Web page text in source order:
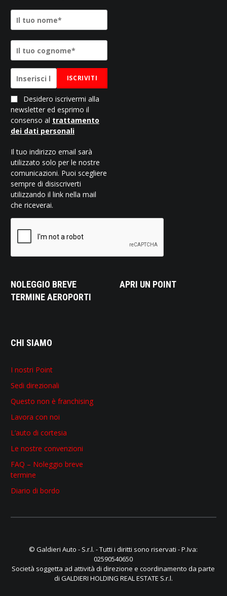
ISCRIVITI
Desidero iscrivermi alla
newsletter ed esprimo il
consenso al trattamento
dei dati personali
Il tuo indirizzo email sarà
utilizzato solo per le nostre
comunicazioni. Puoi scegliere
sempre di disiscriverti
utilizzando il link nella mail
che riceverai.
NOLEGGIO BREVE
TERMINE AEROPORTI
APRI UN POINT
CHI SIAMO
I nostri Point
Sedi direzionali
Questo non è franchising
Lavora con noi
L’auto di cortesia
Le nostre convenzioni
FAQ – Noleggio breve
termine
Diario di bordo
© Galdieri Auto - S.r.l. - Tutti i diritti sono riservati - P.Iva:
02590540650
Società soggetta ad attività di direzione e coordinamento da parte
di GALDIERI HOLDING REAL ESTATE S.r.l.